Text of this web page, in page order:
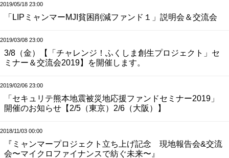
2019/05/18 23:00
「LIPミャンマーMJI貧困削減ファンド１」説明会＆交流会
2019/03/08 23:00
3/8（金）【「チャレンジ！ふくしま創生プロジェクト」セ
ミナー＆交流会2019】を開催します。
2019/02/06 23:00
「セキュリテ熊本地震被災地応援ファンドセミナー2019」
開催のお知らせ【2/5（東京）2/6（大阪）】
2018/11/03 00:00
『ミャンマープロジェクト立ち上げ記念 現地報告会&交流
会〜マイクロファイナンスで紡ぐ未来〜』